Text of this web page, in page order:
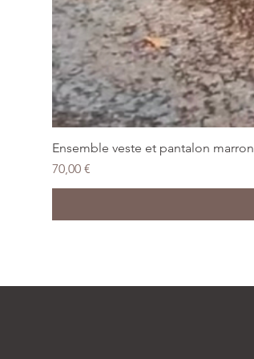
Ensemble veste et pantalon marron
Prix
70,00 €